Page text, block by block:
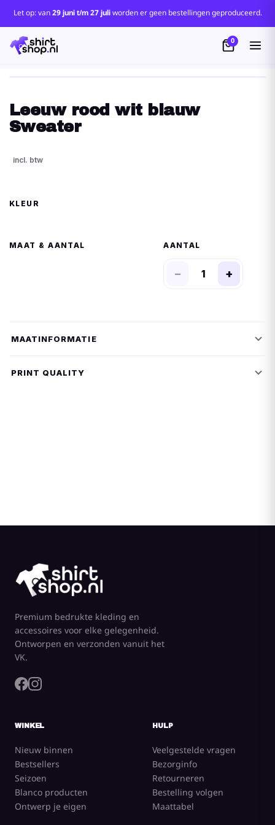
Let op: van29 juni t/m 27 juliworden er geen bestellingen geproduceerd.
0
Leeuw rood wit blauw
Sweater
MAAT
− +
MAATINFORMATIE
PRINT QUALITY
Premium bedrukte kleding en
accessoires voor elke gelegenheid.
Ontworpen en verzonden vanuit het
VK.
WINKEL
Nieuw binnen
Bestsellers
Seizoen
Blanco producten
Ontwerp je eigen
HULP
Veelgestelde vragen
Bezorginfo
Retourneren
Bestelling volgen
Maattabel